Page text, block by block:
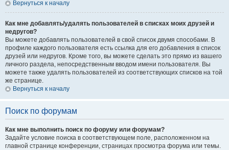
Вернуться к началу
Как мне добавлять/удалять пользователей в списках моих друзей и
недругов?
Вы можете добавлять пользователей в свой список двумя способами. В
профиле каждого пользователя есть ссылка для его добавления в список
друзей или недругов. Кроме того, вы можете сделать это прямо из вашего
личного раздела, непосредственным вводом имени пользователя. Вы
можете также удалять пользователей из соответствующих списков на той
же странице.
Вернуться к началу
Поиск по форумам
Как мне выполнить поиск по форуму или форумам?
Задайте условие поиска в соответствующем поле, расположенном на
главной странице конференции, страницах просмотра форума или темы.